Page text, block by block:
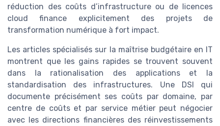
réduction des coûts d’infrastructure ou de licences
cloud finance explicitement des projets de
transformation numérique à fort impact.
Les articles spécialisés sur la maîtrise budgétaire en IT
montrent que les gains rapides se trouvent souvent
dans la rationalisation des applications et la
standardisation des infrastructures. Une DSI qui
documente précisément ses coûts par domaine, par
centre de coûts et par service métier peut négocier
avec les directions financières des réinvestissements